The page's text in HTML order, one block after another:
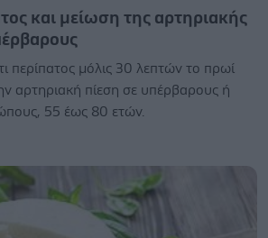
και μείωση της αρτηριακής
περίπατος μόλις 30 λεπτών το πρωί
αρτηριακή πίεση σε υπέρβαρους ή
55 έως 80 ετών.